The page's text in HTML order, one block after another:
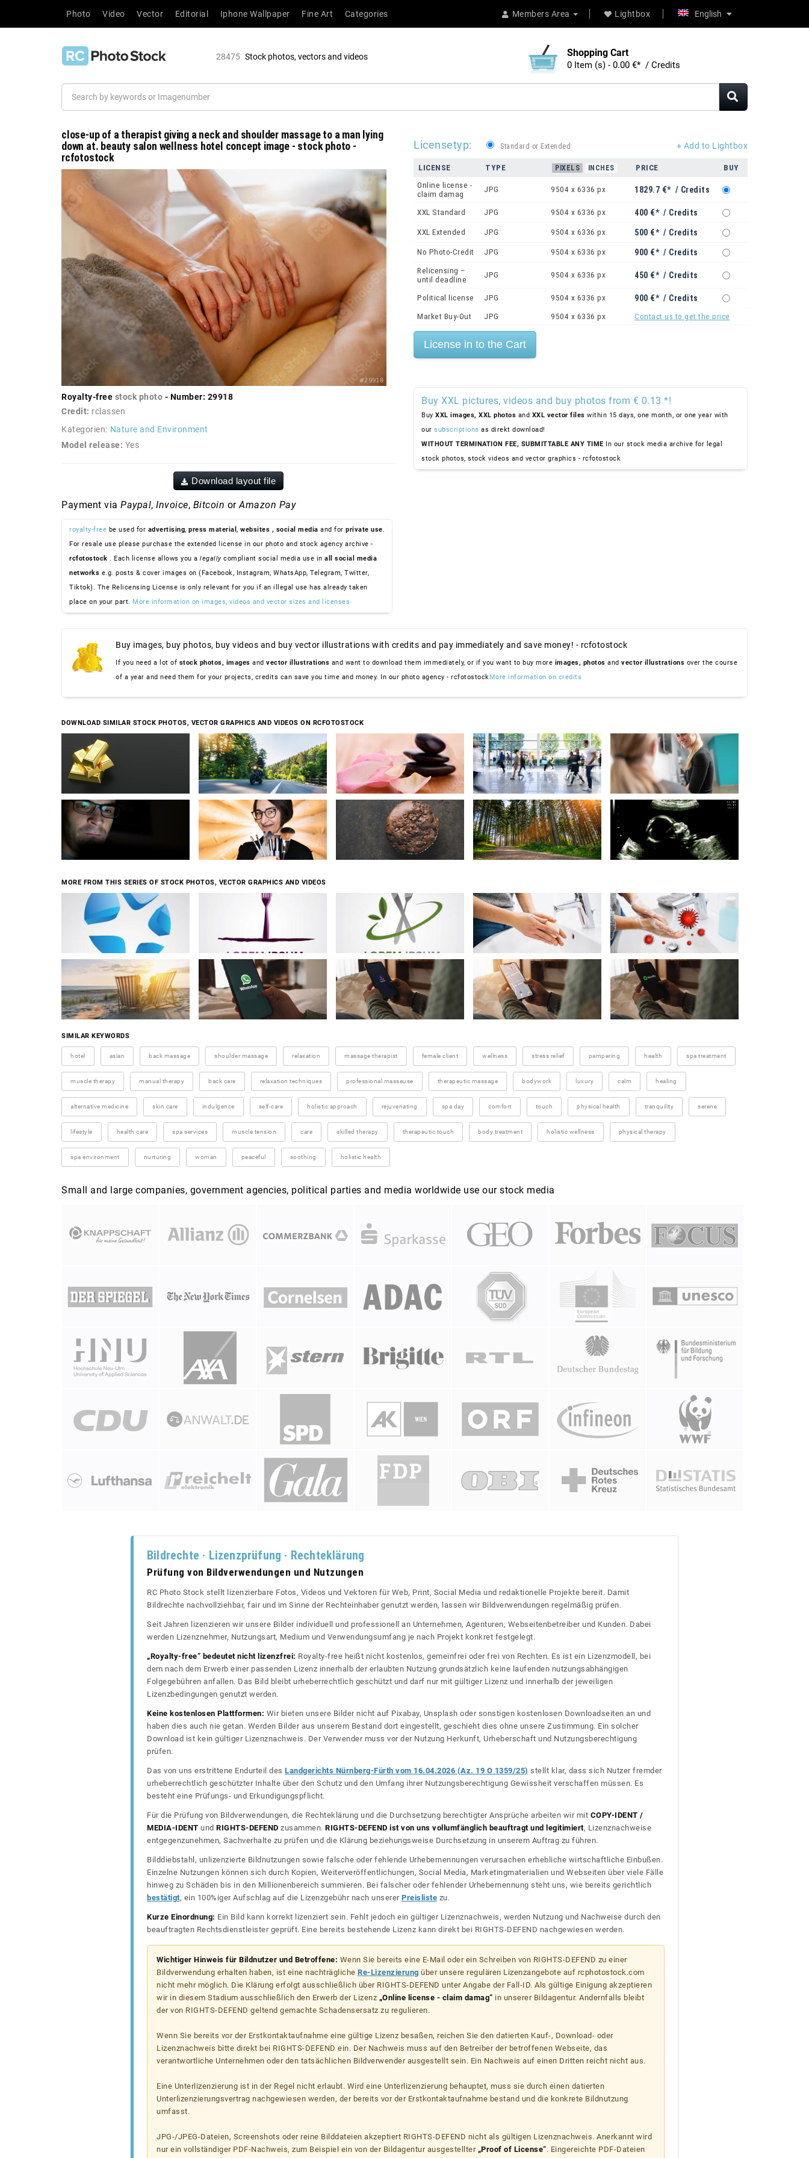
Members Area Lightbox English
Photo Video Vector Editorial Iphone Wallpaper Fine Art Categories
28475 Stock photos, vectors and videos Shopping Cart
0 Item (s) - 0.00 €* / Credits
close-up of a therapist giving a neck and shoulder massage to a man lying
down at. beauty salon wellness hotel concept image - stock photo -
rcfotostock
Royalty-free stock photo - Number: 29918
Credit: rclassen
Kategorien: Nature and Environment
Model release: Yes
Download layout file
Payment via Paypal, Invoice, Bitcoin or Amazon Pay
royalty-free be used for advertising, press material , websites , social media and for private use.
For resale use please purchase the extended license in our photo and stock agency archive -
rcfotostock . Each license allows you a legallycompliant social media use in all social media
networks e.g. posts & cover images on (Facebook, Instagram, WhatsApp, Telegram, Twitter,
Tiktok). The Relicensing License is only relevant for you if an illegal use has already taken
place on your part. More information on images, videos and vector sizes and licenses
+ Add to Lightbox
Licensetyp: Standard or Extended
LICENSE TYPE PIXELS INCHES PRICE
BUY
Online license -
claim damag
JPG 9504 x 6336 px 1829.7 €* / Credits
XXL Standard JPG 9504 x 6336 px 400 €* / Credits
XXL Extended JPG 9504 x 6336 px 500 €* / Credits
No Photo-Credit JPG 9504 x 6336 px 900 €* / Credits
Relicensing –
until deadline
JPG 9504 x 6336 px 450 €* / Credits
Political license JPG 9504 x 6336 px 900 €* / Credits
Market Buy-Out JPG 9504 x 6336 px Contact us to get the price
Buy XXL pictures, videos and buy photos from € 0.13 *!
Buy XXL images, XXL photos and XXL vector files within 15 days, one month, or one year with
our subscriptions as direkt download!
WITHOUT TERMINATION FEE, SUBMITTABLE ANY TIME In our stock media archive for legal
stock photos, stock videos and vector graphics - rcfotostock
Buy images, buy photos, buy videos and buy vector illustrations with credits and pay immediately and save money! - rcfotostock
If you need a lot of stock photos, images and vector illustrations and want to download them immediately, or if you want to buy more images, photos and vector illustrations over the course
of a year and need them for your projects, credits can save you time and money. In our photo agency - rcfotostockMore information on credits
DOWNLOAD SIMILAR STOCK PHOTOS, VECTOR GRAPHICS AND VIDEOS ON RCFOTOSTOCK
MORE FROM THIS SERIES OF STOCK PHOTOS, VECTOR GRAPHICS AND VIDEOS
SIMILAR KEYWORDS
hotel asian back massage shoulder massage relaxation massage therapist female client wellness stress relief pampering health spa treatment
muscle therapy manual therapy back care relaxation techniques professional masseuse therapeutic massage bodywork luxury calm healing
alternative medicine skin care indulgence self-care holistic approach rejuvenating spa day comfort touch physical health tranquility serene
lifestyle health care spa services muscle tension care skilled therapy therapeutic touch body treatment holistic wellness physical therapy
spa environment nurturing woman peaceful soothing holistic health
Small and large companies, government agencies, political parties and media worldwide use our stock media
Bildrechte · Lizenzprüfung · Rechteklärung
Prüfung von Bildverwendungen und Nutzungen
RC Photo Stock stellt lizenzierbare Fotos, Videos und Vektoren für Web, Print, Social Media und redaktionelle Projekte bereit. Damit
Bildrechte nachvollziehbar, fair und im Sinne der Rechteinhaber genutzt werden, lassen wir Bildverwendungen regelmäßig prüfen.
Seit Jahren lizenzieren wir unsere Bilder individuell und professionell an Unternehmen, Agenturen, Webseitenbetreiber und Kunden. Dabei
werden Lizenznehmer, Nutzungsart, Medium und Verwendungsumfang je nach Projekt konkret festgelegt.
„Royalty-free“ bedeutet nicht lizenzfrei: Royalty-free heißt nicht kostenlos, gemeinfrei oder frei von Rechten. Es ist ein Lizenzmodell, bei
dem nach dem Erwerb einer passenden Lizenz innerhalb der erlaubten Nutzung grundsätzlich keine laufenden nutzungsabhängigen
Folgegebühren anfallen. Das Bild bleibt urheberrechtlich geschützt und darf nur mit gültiger Lizenz und innerhalb der jeweiligen
Lizenzbedingungen genutzt werden.
Keine kostenlosen Plattformen: Wir bieten unsere Bilder nicht auf Pixabay, Unsplash oder sonstigen kostenlosen Downloadseiten an und
haben dies auch nie getan. Werden Bilder aus unserem Bestand dort eingestellt, geschieht dies ohne unsere Zustimmung. Ein solcher
Download ist kein gültiger Lizenznachweis. Der Verwender muss vor der Nutzung Herkunft, Urheberschaft und Nutzungsberechtigung
prüfen.
Das von uns erstrittene Endurteil des Landgerichts Nürnberg-Fürth vom 16.04.2026 (Az. 19 O 1359/25) stellt klar, dass sich Nutzer fremder
urheberrechtlich geschützter Inhalte über den Schutz und den Umfang ihrer Nutzungsberechtigung Gewissheit verschaffen müssen. Es
besteht eine Prüfungs- und Erkundigungspflicht.
Für die Prüfung von Bildverwendungen, die Rechteklärung und die Durchsetzung berechtigter Ansprüche arbeiten wir mit COPY-IDENT /
MEDIA-IDENT und RIGHTS-DEFEND zusammen. RIGHTS-DEFEND ist von uns vollumfänglich beauftragt und legitimiert, Lizenznachweise
entgegenzunehmen, Sachverhalte zu prüfen und die Klärung beziehungsweise Durchsetzung in unserem Auftrag zu führen.
Bilddiebstahl, unlizenzierte Bildnutzungen sowie falsche oder fehlende Urhebernennungen verursachen erhebliche wirtschaftliche Einbußen.
Einzelne Nutzungen können sich durch Kopien, Weiterveröffentlichungen, Social Media, Marketingmaterialien und Webseiten über viele Fälle
hinweg zu Schäden bis in den Millionenbereich summieren. Bei falscher oder fehlender Urhebernennung steht uns, wie bereits gerichtlich
bestätigt, ein 100%iger Aufschlag auf die Lizenzgebühr nach unserer Preisliste zu.
Kurze Einordnung: Ein Bild kann korrekt lizenziert sein. Fehlt jedoch ein gültiger Lizenznachweis, werden Nutzung und Nachweise durch den
beauftragten Rechtsdienstleister geprüft. Eine bereits bestehende Lizenz kann direkt bei RIGHTS-DEFEND nachgewiesen werden.
Wichtiger Hinweis für Bildnutzer und Betroffene: Wenn Sie bereits eine E-Mail oder ein Schreiben von RIGHTS-DEFEND zu einer
Bildverwendung erhalten haben, ist eine nachträgliche Re-Lizenzierung über unsere regulären Lizenzangebote auf rcphotostock.com
nicht mehr möglich. Die Klärung erfolgt ausschließlich über RIGHTS-DEFEND unter Angabe der Fall-ID. Als gültige Einigung akzeptieren
wir in diesem Stadium ausschließlich den Erwerb der Lizenz „Online license - claim damag“ in unserer Bildagentur. Andernfalls bleibt
der von RIGHTS-DEFEND geltend gemachte Schadensersatz zu regulieren.
Wenn Sie bereits vor der Erstkontaktaufnahme eine gültige Lizenz besaßen, reichen Sie den datierten Kauf-, Download- oder
Lizenznachweis bitte direkt bei RIGHTS-DEFEND ein. Der Nachweis muss auf den Betreiber der betroffenen Webseite, das
verantwortliche Unternehmen oder den tatsächlichen Bildverwender ausgestellt sein. Ein Nachweis auf einen Dritten reicht nicht aus.
Eine Unterlizenzierung ist in der Regel nicht erlaubt. Wird eine Unterlizenzierung behauptet, muss sie durch einen datierten
Unterlizenzierungsvertrag nachgewiesen werden, der bereits vor der Erstkontaktaufnahme bestand und die konkrete Bildnutzung
umfasst.
JPG-/JPEG-Dateien, Screenshots oder reine Bilddateien akzeptiert RIGHTS-DEFEND nicht als gültigen Lizenznachweis. Anerkannt wird
nur ein vollständiger PDF-Nachweis, zum Beispiel ein von der Bildagentur ausgestellter „Proof of License“. Eingereichte PDF-Dateien